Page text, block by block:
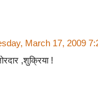
March 17, 2009
,शुक्रिया !